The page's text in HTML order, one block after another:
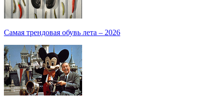
Самая трендовая обувь лета – 2026